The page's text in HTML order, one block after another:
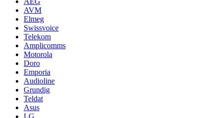
AVM
Elmeg
Swissvoice
Telekom
Amplicomms
Motorola
Doro
Emporia
Audioline
Grundig
Teldat
Asus
LG